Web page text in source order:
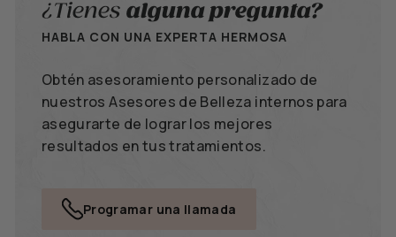
¿Tienes alguna pregunta?
HABLA CON UNA EXPERTA HERMOSA
Obtén asesoramiento personalizado de
nuestros Asesores de Belleza internos para
asegurarte de lograr los mejores
resultados en tus tratamientos.
Programar una llamada